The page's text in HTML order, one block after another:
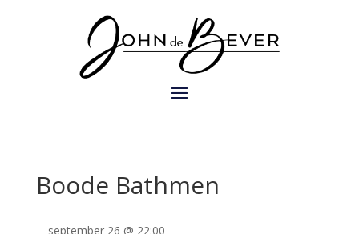
Boode Bathmen
september 26 @ 22:00